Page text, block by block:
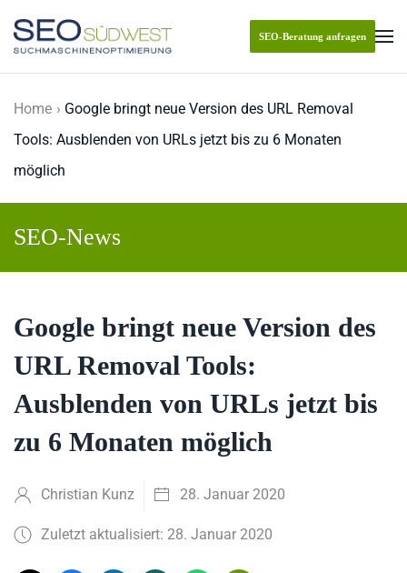
Skip to main content
SEO-Beratung anfragen
Home
Google bringt neue Version des URL Removal
Tools: Ausblenden von URLs jetzt bis zu 6 Monaten
möglich
SEO-News
Google bringt neue Version des
URL Removal Tools:
Ausblenden von URLs jetzt bis
zu 6 Monaten möglich
Christian Kunz 28. Januar 2020
Zuletzt aktualisiert: 28. Januar 2020